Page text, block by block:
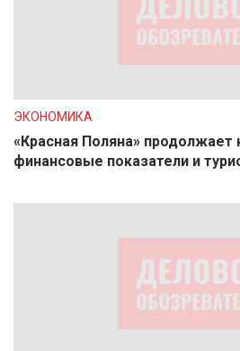
ЭКОНОМИКА
«Красная Поляна» продолжает
финансовые показатели и